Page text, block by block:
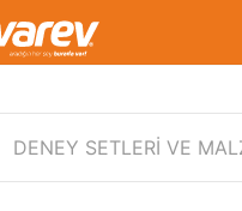
DENEY SETLERİ VE